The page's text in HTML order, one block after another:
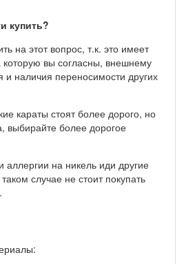
купить?
на этот вопрос, т.к. это имеет
вы согласны, внешнему
и наличия переносимости других
караты стоят более дорого, но
выбирайте более дорогое
аллергии на никель иди другие
случае не стоит покупать